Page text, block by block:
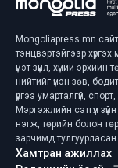
Mongoliapress.mn
тэнцвэртэйгээр
үнэт зүйл, хүний
нийтийг үнэн зөв,
үүргээ умарталгүй,
Мэргэжлийн сэтгүүл
нэгж, төрийн болон
зарчимд
Хамтран ажиллах